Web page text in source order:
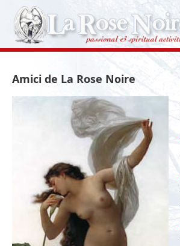
Amici de La Rose Noire